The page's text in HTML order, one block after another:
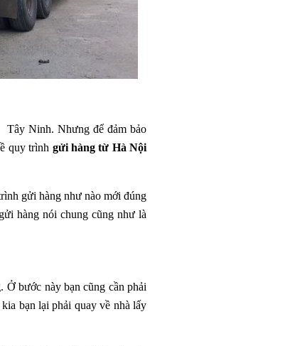
Tây Ninh. Nhưng để đảm bảo
quy trình gửi hàng từ Hà Nội
gửi hàng như nào mới đúng
hàng nói chung cũng như là
bước này bạn cũng cần phải
bạn lại phải quay về nhà lấy